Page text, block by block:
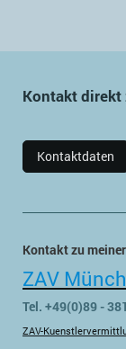
Kontakt direkt
Kontaktdaten
Kontakt zu
ZAV
Tel. +49(0)89 -
ZAV-